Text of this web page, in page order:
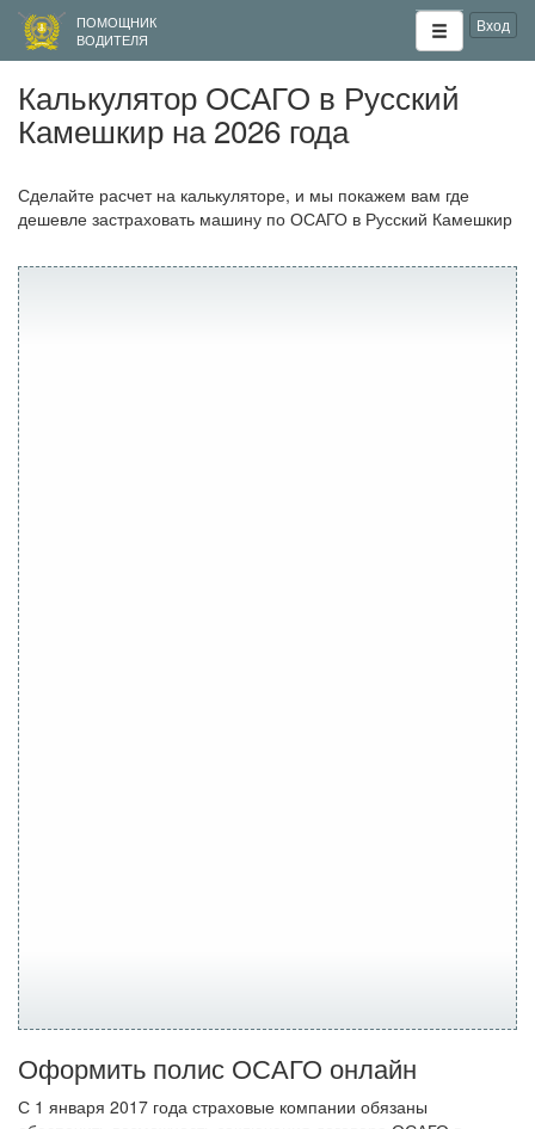
ПОМОЩНИК
ВОДИТЕЛЯ
Вход
Калькулятор ОСАГО в Русский
Камешкир на 2026 года
Сделайте расчет на калькуляторе, и мы покажем вам где
дешевле застраховать машину по ОСАГО в Русский Камешкир
Оформить полис ОСАГО онлайн
С 1 января 2017 года страховые компании обязаны